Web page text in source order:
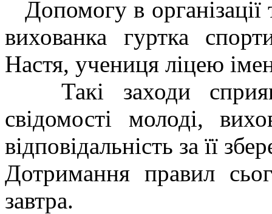
Допомогу в організації
вихованка гуртка
Настя, учениця ліцею
Такі заходи
свідомості молоді,
відповідальність за її
Дотримання правил
завтра.